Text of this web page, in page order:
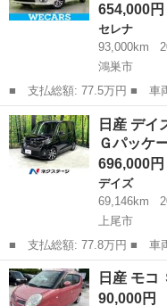
654,000円
セレナ
93,000km
鴻巣市
■ 支払総額: 77.5万円 ■ 車両本体価格： 654,000 円 ■ メーカー
名： 日産 ■ 車種名： セ
ーＶセレクプラスセフティ
Ｄナビ／衝突...
埼玉 鴻巣市 セレナ
日産 デ
Ｇパッ
696,000円
デイズ
69,146km
上尾市
■ 支払総額: 77.8万円 ■ 車両本体価格： 696,000 円 ■ メーカー
名： 日産 ■ 車種名： デ
ェイスター Ｘ Ｇパッケー
被害軽減シス...
埼玉 上尾市 デイズ
日産 モコ
90,000円